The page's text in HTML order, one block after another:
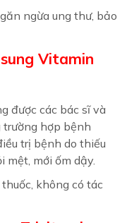
ngừa ung thư, bảo
Vitamin
được các bác sĩ và
hợp bệnh
trị bệnh do thiếu
mệt, mới ốm dậy.
không có tác